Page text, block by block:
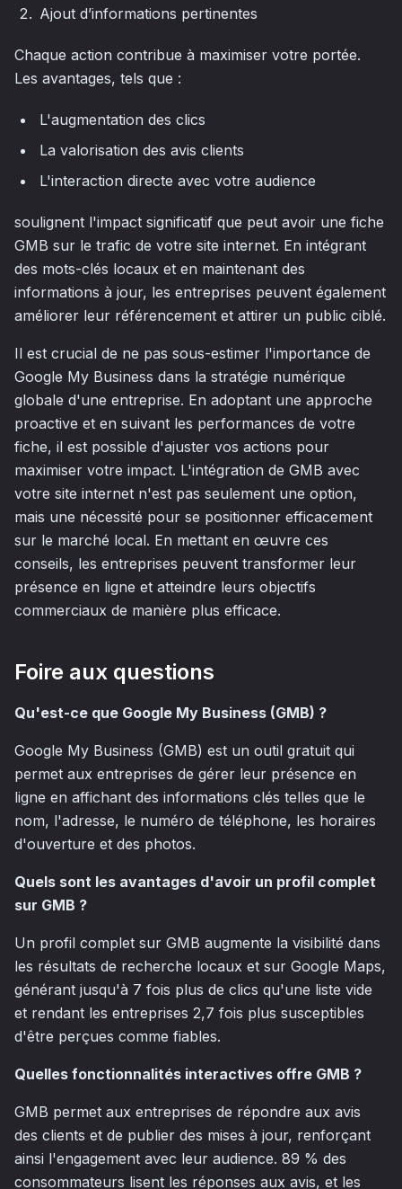
Ajout d’informations pertinentes
Chaque action contribue à maximiser votre portée.
Les avantages, tels que :
L'augmentation des clics
La valorisation des avis clients
L'interaction directe avec votre audience
soulignent l'impact significatif que peut avoir une fiche
GMB sur le trafic de votre site internet. En intégrant
des mots-clés locaux et en maintenant des
informations à jour, les entreprises peuvent également
améliorer leur référencement et attirer un public ciblé.
Il est crucial de ne pas sous-estimer l'importance de
Google My Business dans la stratégie numérique
globale d'une entreprise. En adoptant une approche
proactive et en suivant les performances de votre
fiche, il est possible d'ajuster vos actions pour
maximiser votre impact. L'intégration de GMB avec
votre site internet n'est pas seulement une option,
mais une nécessité pour se positionner efficacement
sur le marché local. En mettant en œuvre ces
conseils, les entreprises peuvent transformer leur
présence en ligne et atteindre leurs objectifs
commerciaux de manière plus efficace.
Foire aux questions
Qu'est-ce que Google My Business (GMB) ?
Google My Business (GMB) est un outil gratuit qui
permet aux entreprises de gérer leur présence en
ligne en affichant des informations clés telles que le
nom, l'adresse, le numéro de téléphone, les horaires
d'ouverture et des photos.
Quels sont les avantages d'avoir un profil complet
sur GMB ?
Un profil complet sur GMB augmente la visibilité dans
les résultats de recherche locaux et sur Google Maps,
générant jusqu'à 7 fois plus de clics qu'une liste vide
et rendant les entreprises 2,7 fois plus susceptibles
d'être perçues comme fiables.
Quelles fonctionnalités interactives offre GMB ?
GMB permet aux entreprises de répondre aux avis
des clients et de publier des mises à jour, renforçant
ainsi l'engagement avec leur audience. 89 % des
consommateurs lisent les réponses aux avis, et les